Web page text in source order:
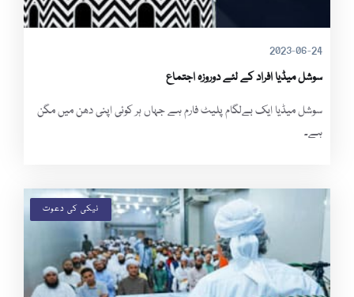
2023-06-24
سوشل میڈیا افراد کے لئے دوروزہ اجتماع
سوشل میڈیا ایک بےلگام پلیٹ فارم ہے جہاں ہر کوئی اپنی دھن میں مگن
ہے۔
نیکی کی دعوت